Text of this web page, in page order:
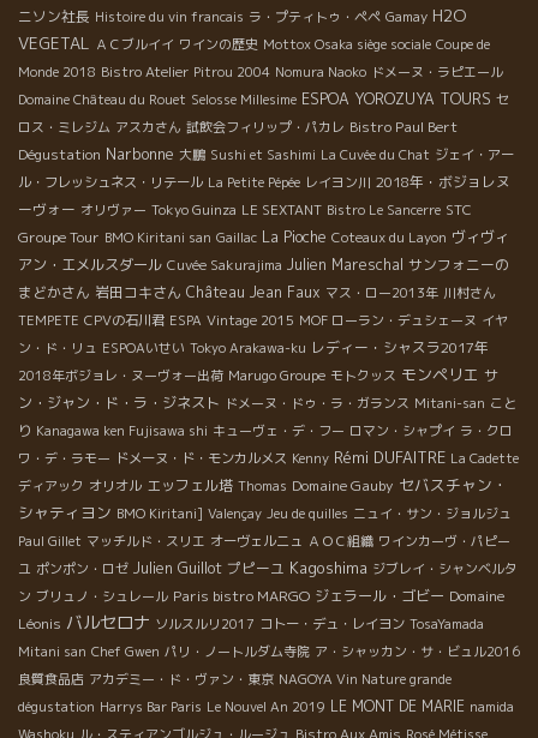
ニソン社長 Histoire du vin francais ラ・プティトゥ・ペペ Gamay H2O
VEGETAL ＡＣブルイイ ワインの歴史 Mottox Osaka siège sociale Coupe de
Monde 2018 Bistro Atelier Pitrou 2004 Nomura Naoko ドメーヌ・ラピエール
Domaine Château du Rouet Selosse Millesime ESPOA YOROZUYA TOURS セ
ロス・ミレジム アスカさん 試飲会フィリップ・パカレ Bistro Paul Bert
Dégustation Narbonne 大鵬 Sushi et Sashimi La Cuvée du Chat ジェイ・アー
ル・フレッシュネス・リテール La Petite Pépée レイヨン川 2018年・ボジョレヌ
ーヴォー オリヴァー Tokyo Guinza LE SEXTANT Bistro Le Sancerre STC
Groupe Tour BMO Kiritani san Gaillac La Pioche Coteaux du Layon ヴィヴィ
アン・エメルスダール Cuvée Sakurajima Julien Mareschal サンフォニーの
まどかさん 岩田コキさん Château Jean Faux マス・ロー2013年 川村さん
TEMPETE CPVの石川君 ESPA Vintage 2015 MOF ローラン・デュシェーヌ イヤ
ン・ド・リュ ESPOAいせい Tokyo Arakawa-ku レディー・シャスラ2017年
2018年ボジョレ・ヌーヴォー出荷 Marugo Groupe モトクッス モンペリエ サ
ン・ジャン・ド・ラ・ジネスト ドメーヌ・ドゥ・ラ・ガランス Mitani-san こと
り Kanagawa ken Fujisawa shi キューヴェ・デ・フー ロマン・シャプイ ラ・クロ
ワ・デ・ラモー ドメーヌ・ド・モンカルメス Kenny Rémi DUFAITRE La Cadette
ディアック オリオル エッフェル塔 Thomas Domaine Gauby セバスチャン・
シャティヨン BMO Kiritani] Valençay Jeu de quilles ニュイ・サン・ジョルジュ
Paul Gillet マッチルド・スリエ オーヴェルニュ ＡＯＣ組織 ワインカーヴ・パピー
ユ ポンポン・ロゼ Julien Guillot プピーユ Kagoshima ジブレイ・シャンベルタ
ン ブリュノ・シュレール Paris bistro MARGO ジェラール・ゴビー Domaine
Léonis バルセロナ ソルスルリ2017 コトー・デュ・レイヨン TosaYamada
Mitani san Chef Gwen パリ・ノートルダム寺院 ア・シャッカン・サ・ビュル2016
良質食品店 アカデミー・ド・ヴァン・東京 NAGOYA Vin Nature grande
dégustation Harrys Bar Paris Le Nouvel An 2019 LE MONT DE MARIE namida